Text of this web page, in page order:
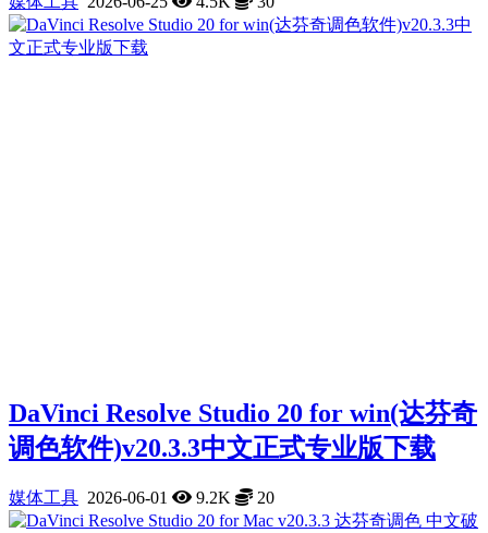
DaVinci Resolve Studio 20 for win(达芬奇
调色软件)v20.3.3中文正式专业版下载
媒体工具 2026-06-01 9.2K 20